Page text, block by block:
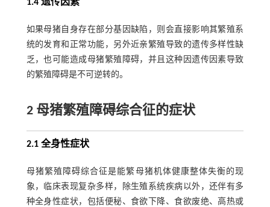
1.4 遗传因素
如果母猪自身存在部分基因缺陷，则会直接影响其繁殖系
统的发育和正常功能，另外近亲繁殖导致的遗传多样性缺
乏，也可能造成母猪繁殖障碍，并且这种因遗传因素导致
的繁殖障碍是不可逆转的。
2 母猪繁殖障碍综合征的症状
2.1 全身性症状
母猪繁殖障碍综合征是能繁母猪机体健康整体失衡的现
象，临床表现复杂多样，除生殖系统疾病以外，还伴有多
种全身性症状，包括便秘、食欲下降、食欲废绝、高热或